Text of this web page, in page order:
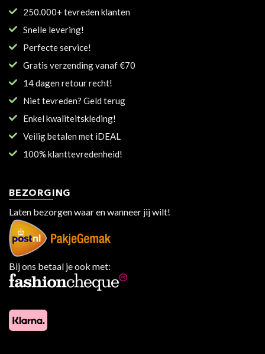
250.000+ tevreden klanten
Snelle levering!
Perfecte service!
Gratis verzending vanaf €70
14 dagen retour recht!
Niet tevreden? Geld terug
Enkel kwaliteitskleding!
Veilig betalen met iDEAL
100% klanttevredenheid!
BEZORGING
Laten bezorgen waar en wanneer jij wilt!
Bij ons betaal je ook met: